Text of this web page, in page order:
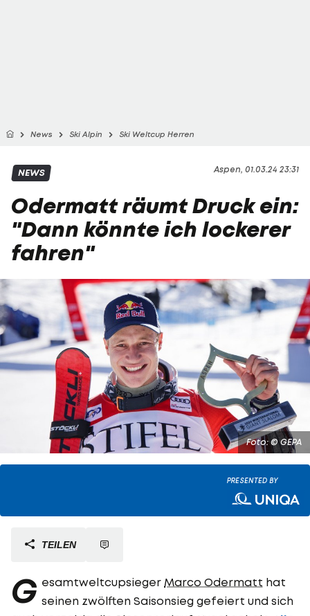
News Ski Alpin Ski Weltcup Herren
Aspen, 01.03.24 23:31
NEWS
Odermatt räumt Druck ein:
"Dann könnte ich lockerer
fahren"
Foto: © GEPA
PRESENTED BY
TEILEN
G esamtweltcupsieger Marco Odermatt hat
seinen zwölften Saisonsieg gefeiert und sich